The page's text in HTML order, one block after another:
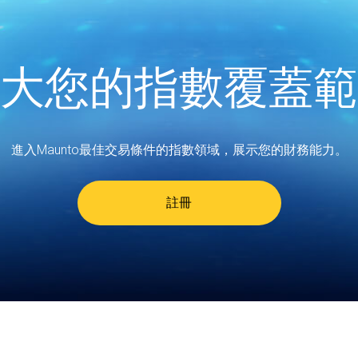
您的指數覆蓋
進入Maunto最佳交易條件的指數領域，展示您的財務能力。
註冊